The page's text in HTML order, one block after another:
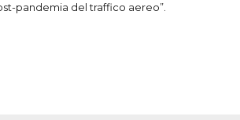
pandemia del traffico aereo”.